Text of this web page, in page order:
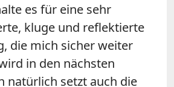
es für eine sehr
kluge und reflektierte
die mich sicher weiter
in den nächsten
natürlich setzt auch die